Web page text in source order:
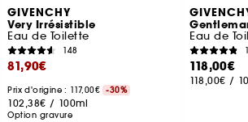
GIVENCHY
Very Irrésistible
Eau de Toilette
148
81,90€
Prix d'origine : 117,00€ -30%
102,38€ / 100ml
Option gravure
Eau de
118,00€
118,00€ /